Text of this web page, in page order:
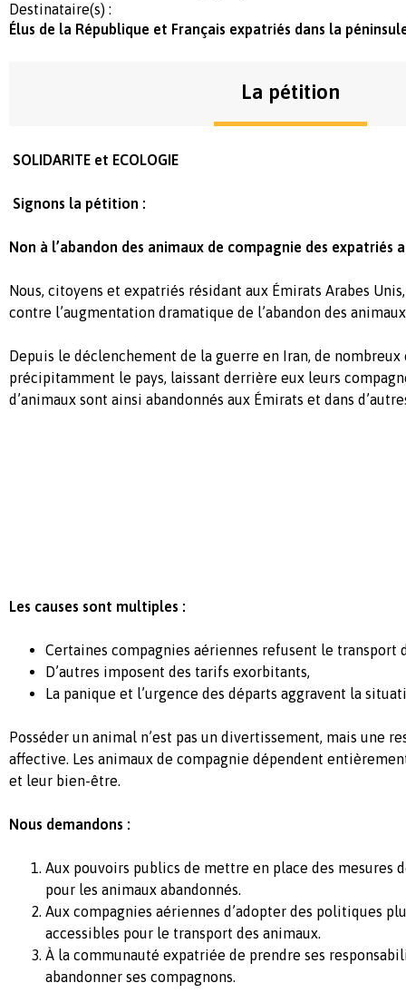
Destinataire(s) :
Élus de la République et Français expatriés dans la
La pétition
SOLIDARITE et ECOLOGIE
Signons la pétition :
Non à l’abandon des animaux de compagnie des expatriés
Nous, citoyens et expatriés résidant aux Émirats Arabes
contre l’augmentation dramatique de l’abandon des
Depuis le déclenchement de la guerre en Iran, de
précipitamment le pays, laissant derrière eux leurs
d’animaux sont ainsi abandonnés aux Émirats et dans
Les causes sont multiples :
Certaines compagnies aériennes refusent le transport
D’autres imposent des tarifs exorbitants,
La panique et l’urgence des départs aggravent la
Posséder un animal n’est pas un divertissement, mais une
affective. Les animaux de compagnie dépendent
et leur bien-être.
Nous demandons :
Aux pouvoirs publics de mettre en place des mesures
pour les animaux abandonnés.
Aux compagnies aériennes d’adopter des politiques
accessibles pour le transport des animaux.
À la communauté expatriée de prendre ses
abandonner ses compagnons.